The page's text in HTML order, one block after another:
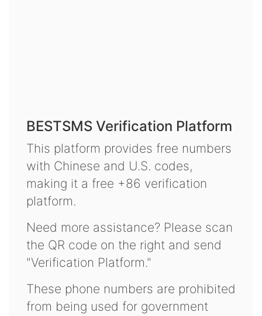
BESTSMS Verification Platform
This platform provides free numbers
with Chinese and U.S. codes,
making it a free +86 verification
platform.
Need more assistance? Please scan
the QR code on the right and send
"Verification Platform."
These phone numbers are prohibited
from being used for government